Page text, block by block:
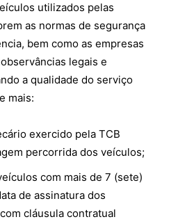
utilizados pelas
as normas de segurança
bem como as empresas
legais e
a qualidade do serviço
mais:
exercido pela TCB
percorrida dos veículos;
com mais de 7 (sete)
de assinatura dos
cláusula contratual